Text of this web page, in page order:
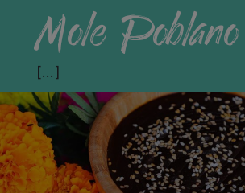
Mole Poblano
[…]